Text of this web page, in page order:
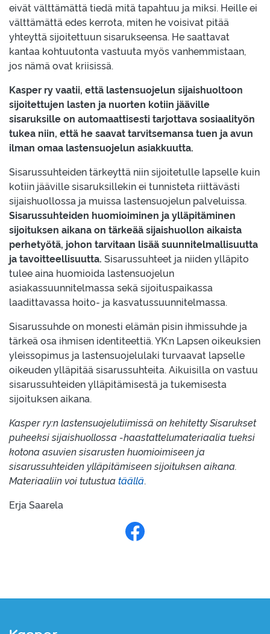
eivät välttämättä tiedä mitä tapahtuu ja miksi. Heille ei
välttämättä edes kerrota, miten he voisivat pitää
yhteyttä sijoitettuun sisarukseensa. He saattavat
kantaa kohtuutonta vastuuta myös vanhemmistaan,
jos nämä ovat kriisissä.
Kasper ry vaatii, että lastensuojelun sijaishuoltoon
sijoitettujen lasten ja nuorten kotiin jääville
sisaruksille on automaattisesti tarjottava sosiaalityön
tukea niin, että he saavat tarvitsemansa tuen ja avun
ilman omaa lastensuojelun asiakkuutta.
Sisarussuhteiden tärkeyttä niin sijoitetulle lapselle kuin
kotiin jääville sisaruksillekin ei tunnisteta riittävästi
sijaishuollossa ja muissa lastensuojelun palveluissa.
Sisarussuhteiden huomioiminen ja ylläpitäminen
sijoituksen aikana on tärkeää sijaishuollon aikaista
perhetyötä, johon tarvitaan lisää suunnitelmallisuutta
ja tavoitteellisuutta. Sisarussuhteet ja niiden ylläpito
tulee aina huomioida lastensuojelun
asiakassuunnitelmassa sekä sijoituspaikassa
laadittavassa hoito- ja kasvatussuunnitelmassa.
Sisarussuhde on monesti elämän pisin ihmissuhde ja
tärkeä osa ihmisen identiteettiä. YK:n Lapsen oikeuksien
yleissopimus ja lastensuojelulaki turvaavat lapselle
oikeuden ylläpitää sisarussuhteita. Aikuisilla on vastuu
sisarussuhteiden ylläpitämisestä ja tukemisesta
sijoituksen aikana.
Kasper ry:n lastensuojelutiimissä on kehitetty Sisarukset
puheeksi sijaishuollossa -haastattelumateriaalia tueksi
kotona asuvien sisarusten huomioimiseen ja
sisarussuhteiden ylläpitämiseen sijoituksen aikana.
Materiaaliin voi tutustuatäällä.
Erja Saarela